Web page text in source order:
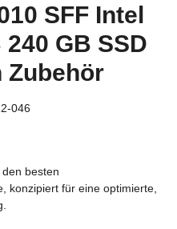
SFF Intel
GB SSD
Zubehör
046
besten
konzipiert für eine optimierte,